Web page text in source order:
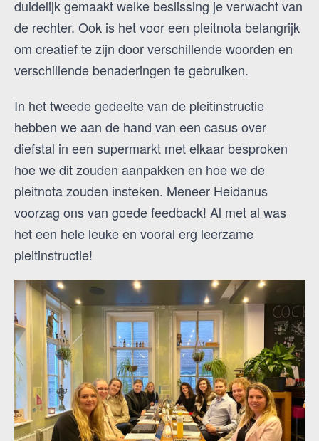
duidelijk gemaakt welke beslissing je verwacht van
de rechter. Ook is het voor een pleitnota belangrijk
om creatief te zijn door verschillende woorden en
verschillende benaderingen te gebruiken.
In het tweede gedeelte van de pleitinstructie
hebben we aan de hand van een casus over
diefstal in een supermarkt met elkaar besproken
hoe we dit zouden aanpakken en hoe we de
pleitnota zouden insteken. Meneer Heidanus
voorzag ons van goede feedback! Al met al was
het een hele leuke en vooral erg leerzame
pleitinstructie!